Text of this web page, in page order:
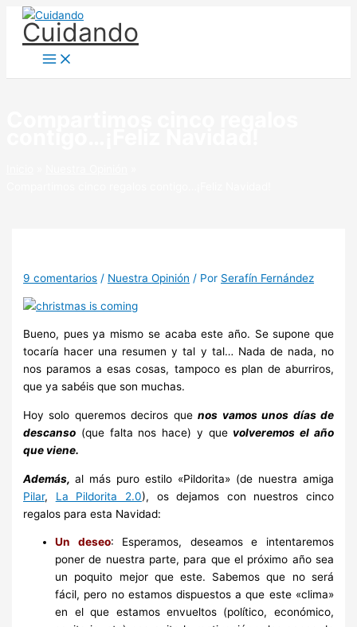
contenido
Cuidando
9 comentarios / Nuestra Opinión / Por Serafín Fernández
Bueno, pues ya mismo se acaba este año. Se supone que
tocaría hacer una resumen y tal y tal… Nada de nada, no
nos paramos a esas cosas, tampoco es plan de aburriros,
que ya sabéis que son muchas.
Hoy solo queremos deciros quenos vamos unos días de
descanso (que falta nos hace) y que volveremos el año
que viene.
Además,al más puro estilo «Pildorita» (de nuestra amiga
Pilar, La Pildorita 2.0), os dejamos con nuestros cinco
regalos para esta Navidad:
Un deseo: Esperamos, deseamos e intentaremos
poner de nuestra parte, para que el próximo año sea
un poquito mejor que este. Sabemos que no será
fácil, pero no estamos dispuestos a que este «clima»
en el que estamos envueltos (político, económico,